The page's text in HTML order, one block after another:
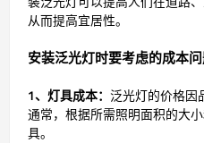
从而提高宜居性。
安装泛光灯时要考虑的成本问
1、灯具成本： 泛光灯的价格因
通常，根据所需照明面积的大
具。